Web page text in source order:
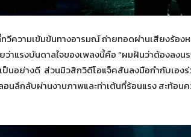
ความเข้มข้นทางอารมณ์ ถ่ายทอดผ่านเสียงร้องห
ว่าแรงบันดาลใจของเพลงนี้คือ “ผมฝันว่าต้องลง
ป็นอย่างดี ส่วนมิวสิกวิดีโอแจ็คสันลงมือกำกับเอ
ลึกลับผ่านงานภาพและท่าเต้นที่ร้อนแรง สะท้อนค